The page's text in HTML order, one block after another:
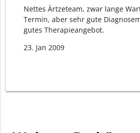
Nettes Ärtzeteam, zwar lange
Termin, aber sehr gute
gutes Therapieangebot.
23. Jan 2009